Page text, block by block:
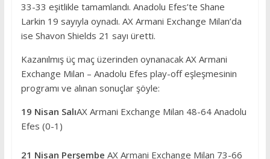
33-33 eşitlikle tamamlandı. Anadolu Efes’te Shane
Larkin 19 sayıyla oynadı. AX Armani Exchange Milan’da
ise Shavon Shields 21 sayı üretti.
Kazanılmış üç maç üzerinden oynanacak AX Armani
Exchange Milan – Anadolu Efes play-off eşleşmesinin
programı ve alınan sonuçlar şöyle:
19 Nisan SalıAX Armani Exchange Milan 48-64 Anadolu
Efes (0-1)
21 Nisan Perşembe AX Armani Exchange Milan 73-66